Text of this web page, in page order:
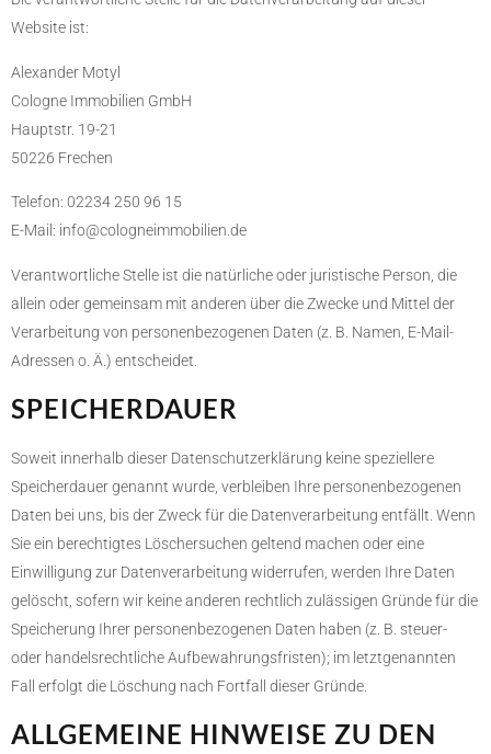
Website ist:
Alexander Motyl
Cologne Immobilien GmbH
​Hauptstr. 19-21
50226 Frechen
Telefon: 02234 250 96 15
E-Mail: info@cologneimmobilien.de
Verantwortliche Stelle ist die natürliche oder juristische Person, die
allein oder gemeinsam mit anderen über die Zwecke und Mittel der
Verarbeitung von personenbezogenen Daten (z. B. Namen, E-Mail-
Adressen o. Ä.) entscheidet.
SPEICHERDAUER
Soweit innerhalb dieser Datenschutzerklärung keine speziellere
Speicherdauer genannt wurde, verbleiben Ihre personenbezogenen
Daten bei uns, bis der Zweck für die Datenverarbeitung entfällt. Wenn
Sie ein berechtigtes Löschersuchen geltend machen oder eine
Einwilligung zur Datenverarbeitung widerrufen, werden Ihre Daten
gelöscht, sofern wir keine anderen rechtlich zulässigen Gründe für die
Speicherung Ihrer personenbezogenen Daten haben (z. B. steuer-
oder handelsrechtliche Aufbewahrungsfristen); im letztgenannten
Fall erfolgt die Löschung nach Fortfall dieser Gründe.
ALLGEMEINE HINWEISE ZU DEN